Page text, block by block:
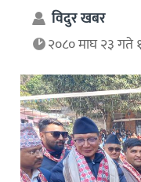
विदुर खबर
२०८० माघ २३ गते